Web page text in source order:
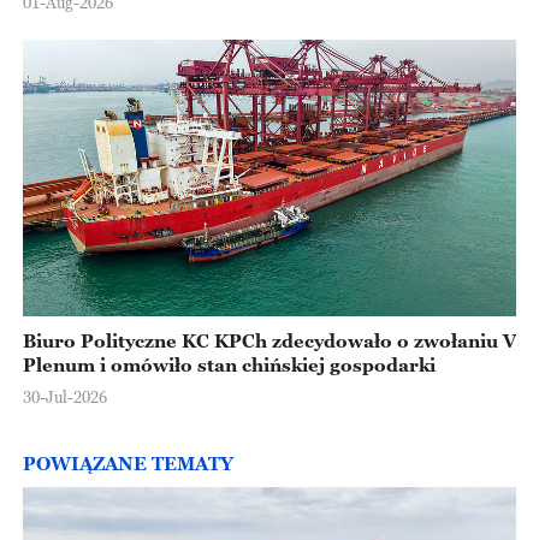
Biuro Polityczne KC KPCh zdecydowało o zwołaniu V
Plenum i omówiło stan chińskiej gospodarki
30-Jul-2026
POWIĄZANE TEMATY